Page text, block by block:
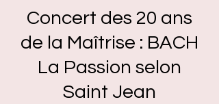
Concert des 20 ans
de la Maîtrise : BACH
La Passion selon
Saint Jean